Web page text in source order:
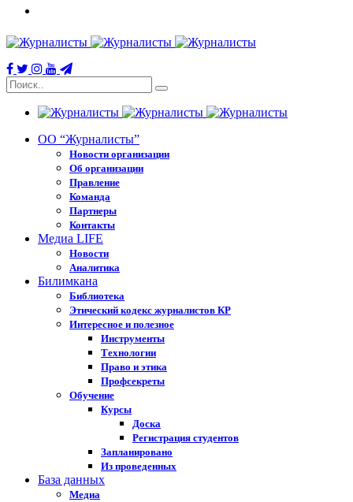
ОО “Журналисты”
Новости организации
Об организации
Правление
Команда
Партнеры
Контакты
Медиа LIFE
Новости
Аналитика
Билимкана
Библиотека
Этический кодекс журналистов КР
Интересное и полезное
Инструменты
Технологии
Право и этика
Профсекреты
Обучение
Курсы
Доска
Регистрация студентов
Запланировано
Из проведенных
База данных
Медиа